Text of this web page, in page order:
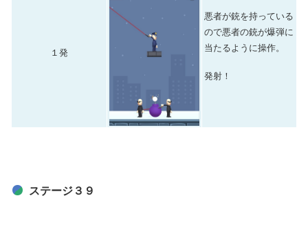
１発
悪者が銃を持っている
ので悪者の銃が爆弾に
当たるように操作。
発射！
ステージ３９